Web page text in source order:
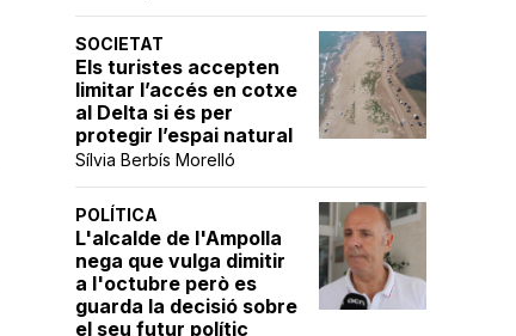
SOCIETAT
Els turistes accepten
limitar l’accés en cotxe
al Delta si és per
protegir l’espai natural
Sílvia Berbís Morelló
POLÍTICA
L'alcalde de l'Ampolla
nega que vulga dimitir
a l'octubre però es
guarda la decisió sobre
el seu futur polític